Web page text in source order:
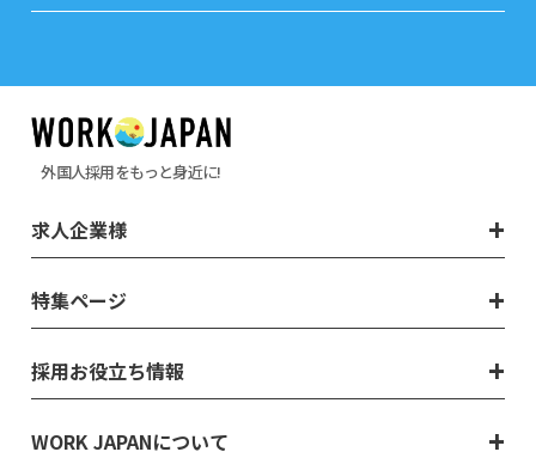
外国人採用をもっと身近に!
求人企業様
特集ページ
採用お役立ち情報
WORK JAPANについて